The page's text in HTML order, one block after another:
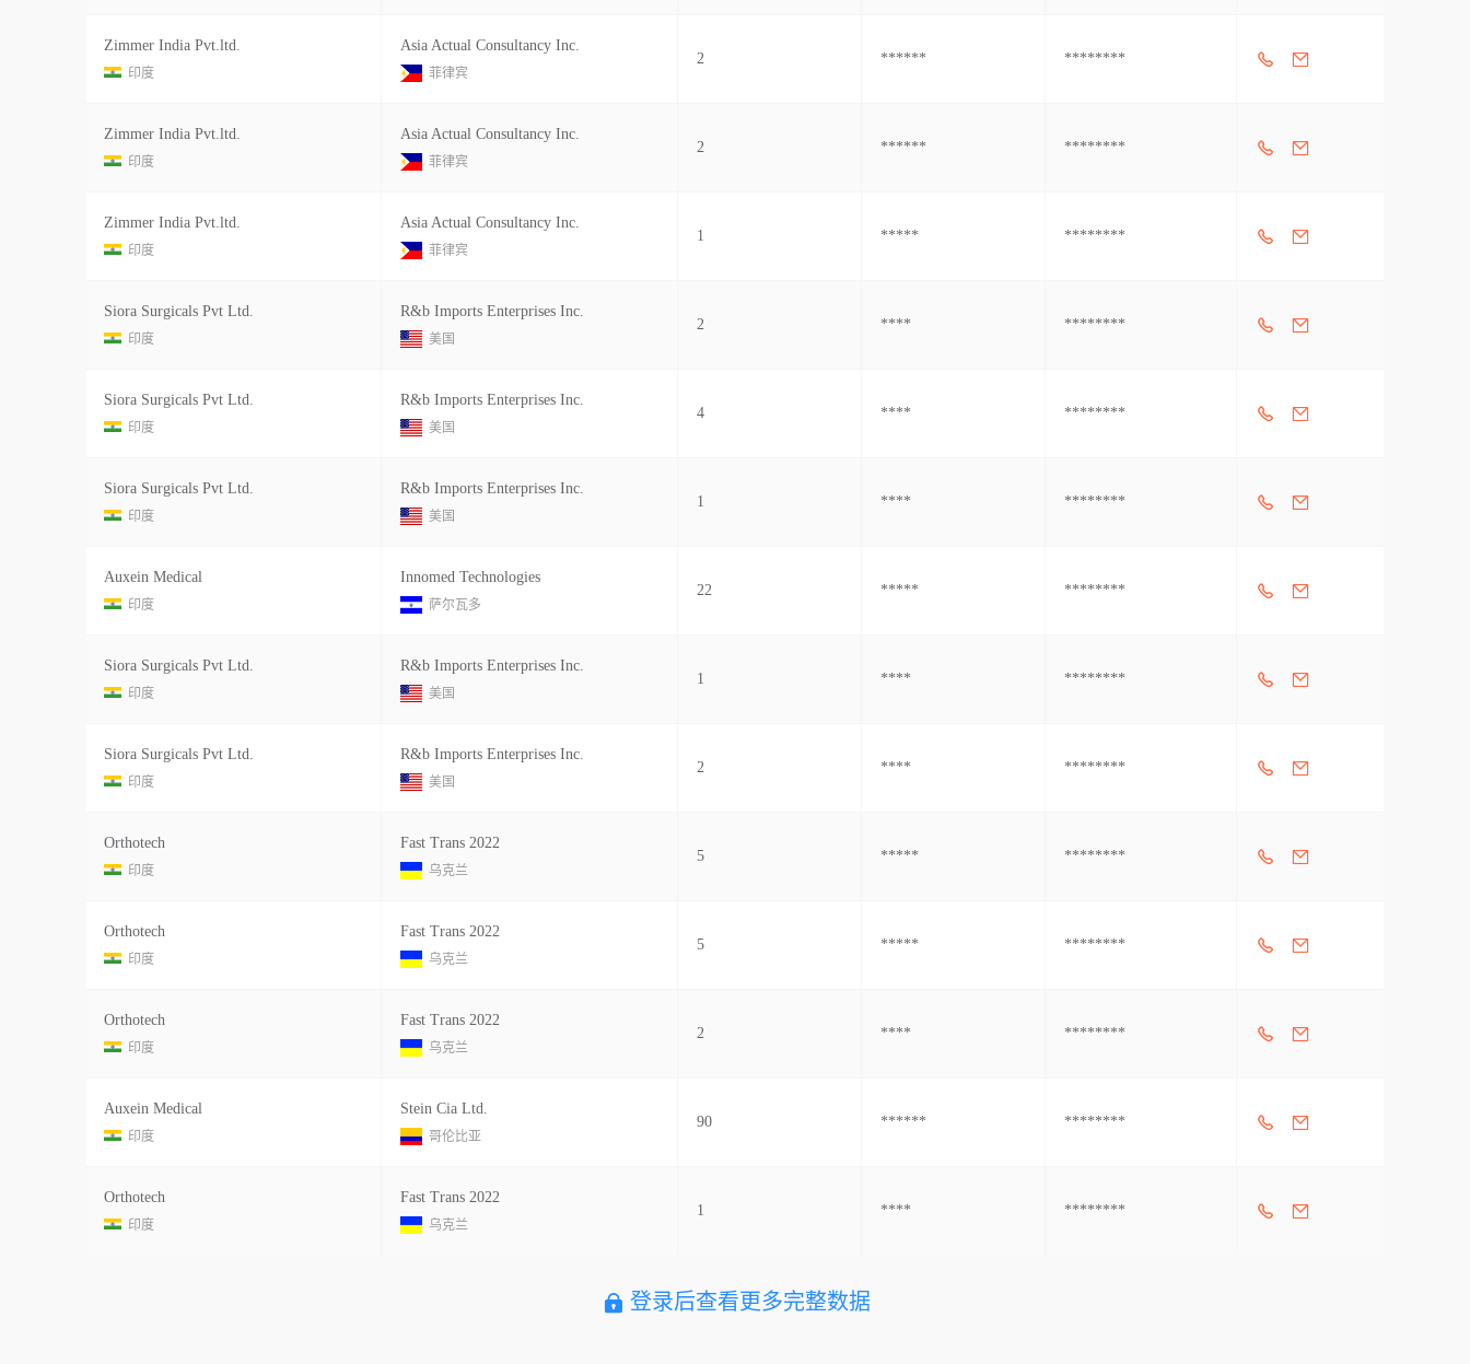
Zimmer India Pvt.ltd.
印度
Asia Actual Consultancy Inc.
菲律宾
2 ****** ********
Zimmer India Pvt.ltd.
印度
Asia Actual Consultancy Inc.
菲律宾
2 ****** ********
Zimmer India Pvt.ltd.
印度
Asia Actual Consultancy Inc.
菲律宾
1 ***** ********
Siora Surgicals Pvt Ltd.
印度
R&b Imports Enterprises Inc.
美国
2 **** ********
Siora Surgicals Pvt Ltd.
印度
R&b Imports Enterprises Inc.
美国
4 **** ********
Siora Surgicals Pvt Ltd.
印度
R&b Imports Enterprises Inc.
美国
1 **** ********
Auxein Medical
印度
Innomed Technologies
萨尔瓦多
22 ***** ********
Siora Surgicals Pvt Ltd.
印度
R&b Imports Enterprises Inc.
美国
1 **** ********
Siora Surgicals Pvt Ltd.
印度
R&b Imports Enterprises Inc.
美国
2 **** ********
Orthotech
印度
Fast Trans 2022
乌克兰
5 ***** ********
Orthotech
印度
Fast Trans 2022
乌克兰
5 ***** ********
Orthotech
印度
Fast Trans 2022
乌克兰
2 **** ********
Auxein Medical
印度
Stein Cia Ltd.
哥伦比亚
90 ****** ********
Orthotech
印度
Fast Trans 2022
乌克兰
1 **** ********
登录后查看更多完整数据